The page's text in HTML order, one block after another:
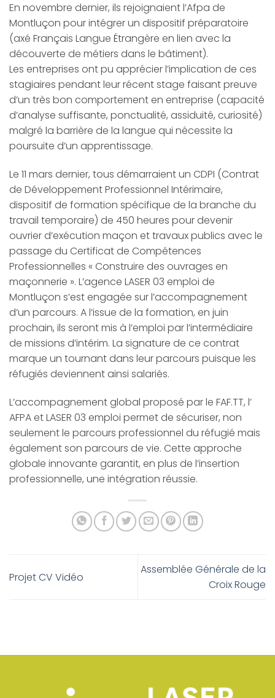
En novembre dernier, ils rejoignaient l’Afpa de
Montluçon pour intégrer un dispositif préparatoire
(axé Français Langue Étrangère en lien avec la
découverte de métiers dans le bâtiment).
Les entreprises ont pu apprécier l’implication de ces
stagiaires pendant leur récent stage faisant preuve
d’un très bon comportement en entreprise (capacité
d’analyse suffisante, ponctualité, assiduité, curiosité)
malgré la barrière de la langue qui nécessite la
poursuite d’un apprentissage.
Le 11 mars dernier, tous démarraient un CDPI (Contrat
de Développement Professionnel Intérimaire,
dispositif de formation spécifique de la branche du
travail temporaire) de 450 heures pour devenir
ouvrier d’exécution maçon et travaux publics avec le
passage du Certificat de Compétences
Professionnelles « Construire des ouvrages en
maçonnerie ». L’agence LASER 03 emploi de
Montluçon s’est engagée sur l’accompagnement
d’un parcours. A l’issue de la formation, en juin
prochain, ils seront mis à l’emploi par l’intermédiaire
de missions d’intérim. La signature de ce contrat
marque un tournant dans leur parcours puisque les
réfugiés deviennent ainsi salariés.
L’accompagnement global proposé par le FAF.TT, l’
AFPA et LASER 03 emploi permet de sécuriser, non
seulement le parcours professionnel du réfugié mais
également son parcours de vie. Cette approche
globale innovante garantit, en plus de l’insertion
professionnelle, une intégration réussie.
Projet CV Vidéo
Assemblée Générale de la
Croix Rouge